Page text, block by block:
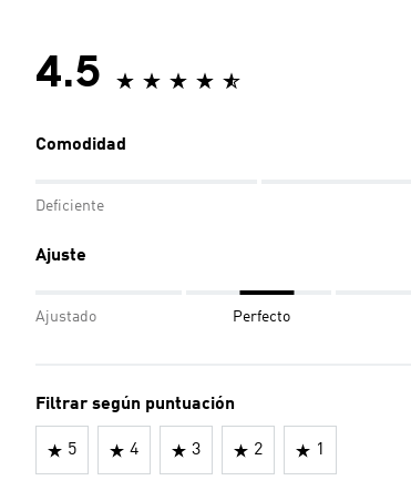
4.5
Comodidad
Deficiente
Ajuste
Ajustado Perfecto
Filtrar según puntuación
5 4 3 2 1